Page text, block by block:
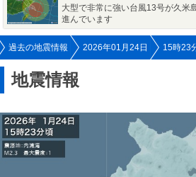
大型で非常に強い台風13号が久米
進んでいます
過去の地震情報 2026年01月24日 15時23
地震情報